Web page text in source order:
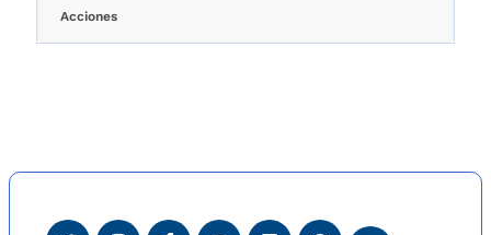
Acciones